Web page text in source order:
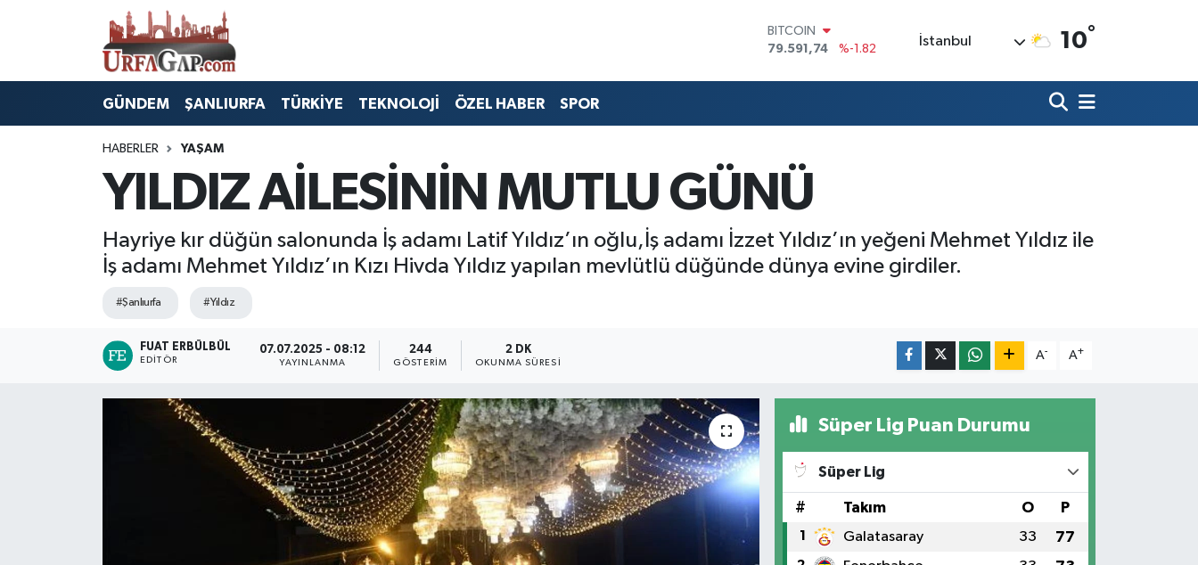
DOLAR
45,43620
%0.02
53,38690
%0.19
BİST100
14.598,00
BITCOIN
İstanbul 10°
GÜNDEM ŞANLIURFA TÜRKİYE TEKNOLOJİ ÖZEL HABER SPOR
HABERLER YAŞAM
YILDIZ AİLESİNİN MUTLU GÜNÜ
Hayriye kır düğün salonunda İş adamı Latif Yıldız’ın oğlu,İş adamı İzzet Yıldız’ın yeğeni Mehmet Yıldız ile
İş adamı Mehmet Yıldız’ın Kızı Hivda Yıldız yapılan mevlütlü düğünde dünya evine girdiler.
#Şanlıurfa #Yıldız
FUAT ERBÜLBÜL
EDITÖR
07.07.2025 - 08:12
YAYINLANMA
244
GÖSTERIM
2 DK
OKUNMA SÜRESI
A- A+
Süper Lig Puan Durumu
Süper Lig
# Takım O P
1 Galatasaray 33 77
Nöbetçi Eczaneler
Hava Durumu
Süper Lig Puan Durumu ve Fikstür
Tüm Manşetler
Son Dakika Haberleri